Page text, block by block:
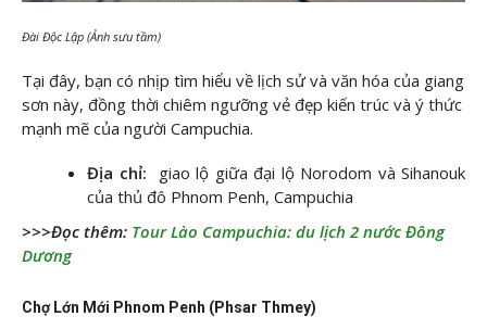
Đài Độc Lập (Ảnh sưu tầm)
Tại đây, bạn có nhịp tìm hiểu về lịch sử và văn hóa của giang
sơn này, đồng thời chiêm ngưỡng vẻ đẹp kiến trúc và ý thức
mạnh mẽ của người Campuchia.
Địa chỉ: giao lộ giữa đại lộ Norodom và Sihanouk
của thủ đô Phnom Penh, Campuchia
>>>Đọc thêm: Tour Lào Campuchia: du lịch 2 nước Đông
Dương
Chợ Lớn Mới Phnom Penh (Phsar Thmey)